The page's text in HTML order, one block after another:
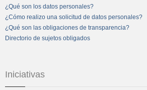
¿Qué son los datos personales?
¿Cómo realizo una solicitud de datos personales?
¿Qué son las obligaciones de transparencia?
Directorio de sujetos obligados
Iniciativas